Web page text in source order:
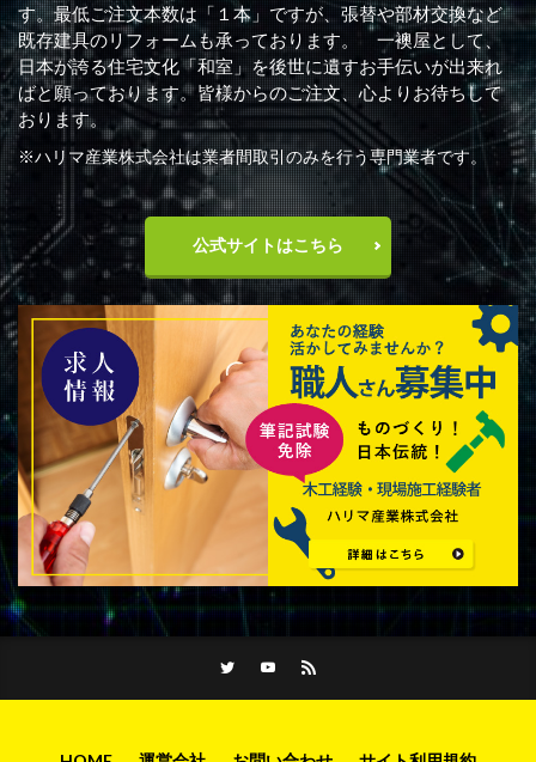
す。最低ご注文本数は「１本」ですが、張替や部材交換など
既存建具のリフォームも承っております。 一襖屋として、
日本が誇る住宅文化「和室」を後世に遺すお手伝いが出来れ
ばと願っております。皆様からのご注文、心よりお待ちして
おります。
※ハリマ産業株式会社は業者間取引のみを行う専門業者です。
公式サイトはこちら